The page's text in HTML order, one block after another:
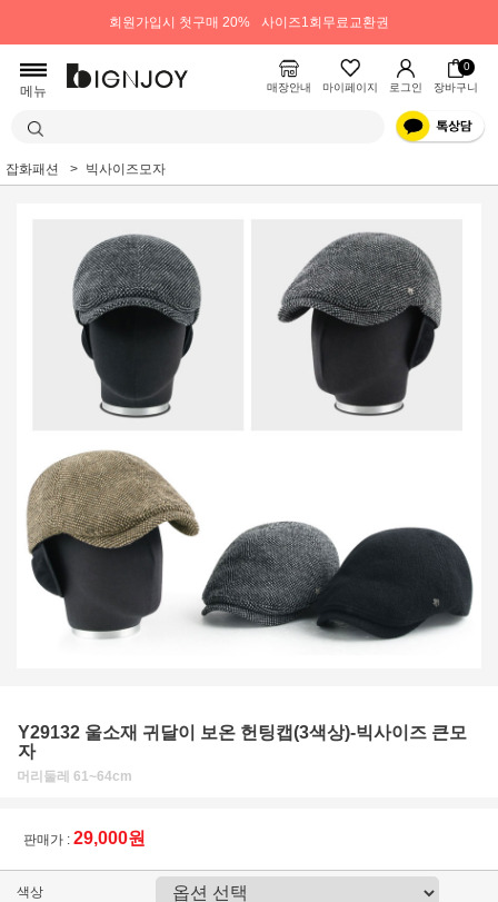
회원가입시 첫구매 20% 사이즈1회무료교환권
메뉴 매장안내 마이페이지 로그인
0
장바구니
잡화패션 빅사이즈모자
Y29132 울소재 귀달이 보온 헌팅캡(3색상)-빅사이즈 큰모
자
머리둘레 61~64cm
판매가 : 29,000원
색상